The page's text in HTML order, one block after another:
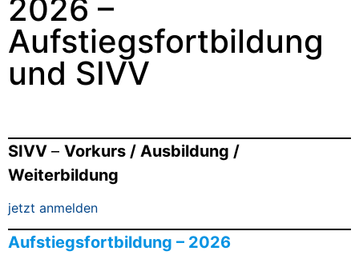
2026 –
Aufstiegsfortbildung
und SIVV
SIVV – Vorkurs / Ausbildung /
Weiterbildung
jetzt anmelden
Aufstiegsfortbildung – 2026